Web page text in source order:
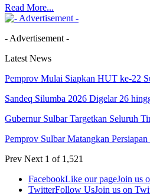
Read More...
- Advertisement -
Latest News
Pemprov Mulai Siapkan HUT ke-22
Sandeq Silumba 2026 Digelar 26
Gubernur Sulbar Targetkan Seluruh
Pemprov Sulbar Matangkan
Prev Next 1 of 1,521
FacebookLike our pageJoin us
TwitterFollow UsJoin us on